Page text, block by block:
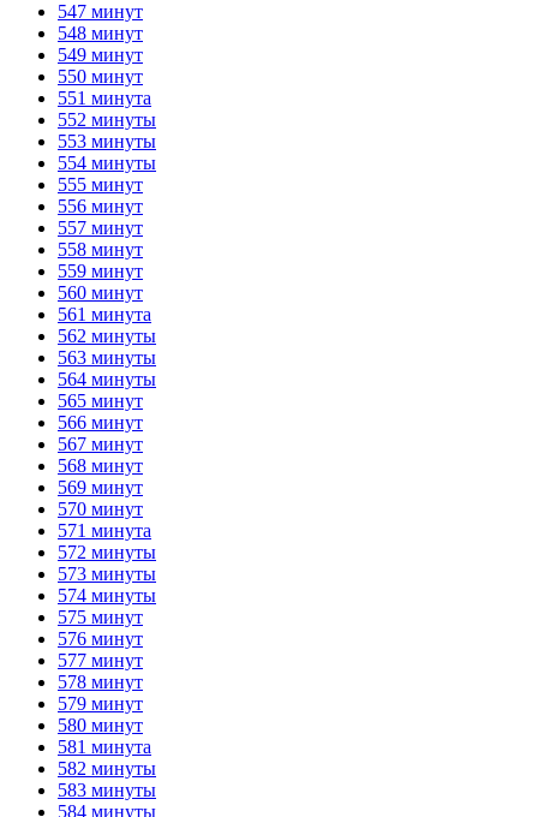
547 минут
548 минут
549 минут
550 минут
551 минута
552 минуты
553 минуты
554 минуты
555 минут
556 минут
557 минут
558 минут
559 минут
560 минут
561 минута
562 минуты
563 минуты
564 минуты
565 минут
566 минут
567 минут
568 минут
569 минут
570 минут
571 минута
572 минуты
573 минуты
574 минуты
575 минут
576 минут
577 минут
578 минут
579 минут
580 минут
581 минута
582 минуты
583 минуты
584 минуты